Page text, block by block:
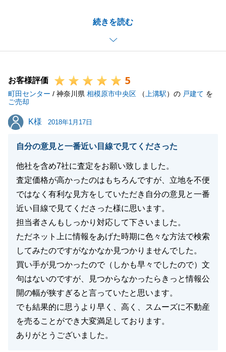
続きを読む
は何度も遠方からご足労いただき、お手続きにご協力
いただきまして大変感謝しております。
おかげさまで、取引完了まで短期間で終えることがで
今後もご相談ごとがございましたら、お気軽にご連絡
いただければと存じます。
今後ともよろしくお願いいたします。
閉じる
お客様評価 5
町田センター / 神奈川県 相模原市中央区 （ 上溝駅）の 戸建て を
ご売却
K様
K様 2018年1月17日
自分の意見と一番近い目線で見てくださった
他社を含め7社に査定をお願い致しました。
査定価格が高かったのはもちろんですが、立地を不便
ではなく有利な見方をしていただき自分の意見と一番
近い目線で見てくださった様に思います。
担当者さんもしっかり対応して下さいました。
ただネット上に情報をあげた時期に色々な方法で検索
してみたのですがなかなか見つかりませんでした。
買い手が見つかったので（しかも早々でしたので）文
句はないのですが、見つからなかったらきっと情報公
開の幅が狭すぎると言っていたと思います。
でも結果的に思うより早く、高く、スムーズに不動産
を売ることができ大変満足しております。
ありがとうございました。